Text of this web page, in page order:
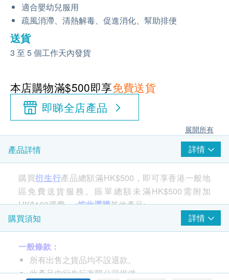
適合嬰幼兒服用
疏風消滯、清熱解毒、促進消化、幫助排便
送貨
3 至 5 個工作天內發貨
本店購物滿$500即享免費送貨
即睇全店產品
展開所有
產品詳情 詳情
購買衍生行產品總額滿HK$500，即可享香港一般地
區免費送貨服務。賬單總額未滿HK$500需附加
HK$100運費。<按此選購其他產品>
功能
BB健康成長，除飲用奶粉外，仍需吸收其他營養以壯
健身體。衍生雙料開奶茶顆粒沖劑，精選藥食同源的
山藥、茯苓、麥芽、雞內金等成分。BB腸胃好，媽咪
購買須知 詳情
一般條款：
所有出售之貨品均不設退款。
此產品由衍生行有限公司提供。